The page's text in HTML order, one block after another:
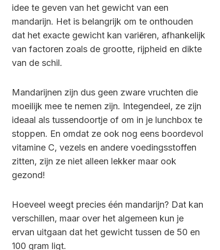
idee te geven van het gewicht van een
mandarijn. Het is belangrijk om te onthouden
dat het exacte gewicht kan variëren, afhankelijk
van factoren zoals de grootte, rijpheid en dikte
van de schil.
Mandarijnen zijn dus geen zware vruchten die
moeilijk mee te nemen zijn. Integendeel, ze zijn
ideaal als tussendoortje of om in je lunchbox te
stoppen. En omdat ze ook nog eens boordevol
vitamine C, vezels en andere voedingsstoffen
zitten, zijn ze niet alleen lekker maar ook
gezond!
Hoeveel weegt precies één mandarijn? Dat kan
verschillen, maar over het algemeen kun je
ervan uitgaan dat het gewicht tussen de 50 en
100 gram ligt.